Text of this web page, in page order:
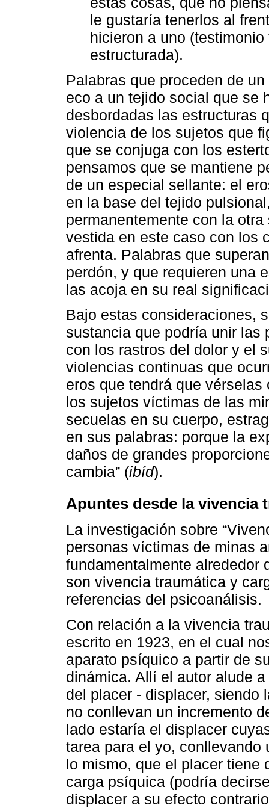
le gustaría tenerlos al
hicieron a uno
estructurada).
Palabras que proceden de
eco a un tejido social que se
desbordadas las estructuras
violencia de los sujetos que
que se conjuga con los
pensamos que se mantiene
de un especial sellante: el
en la base del tejido
permanentemente con la
vestida en este caso con los
afrenta. Palabras que
perdón, y que requieren una
las acoja en su real
Bajo estas consideraciones,
sustancia que podría unir las
con los rastros del dolor y el
violencias continuas que
eros que tendrá que
los sujetos víctimas de las
secuelas en su cuerpo,
en sus palabras: porque la
daños de grandes
cambia” (ibíd).
Apuntes desde la vivencia
La investigación sobre
personas víctimas de minas
fundamentalmente alrededor
son vivencia traumática y
referencias del psicoanálisis.
Con relación a la vivencia
escrito en 1923, en el cual
aparato psíquico a partir de
dinámica. Allí el autor alude
del placer - displacer, siendo
no conllevan un incremento
lado estaría el displacer
tarea para el yo,
lo mismo, que el placer tiene
carga psíquica (podría
displacer a su efecto